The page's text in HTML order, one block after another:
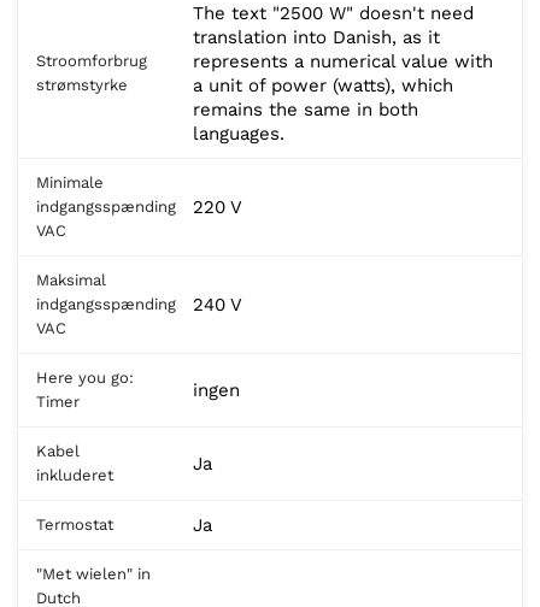
Stroomforbrug
strømstyrke
The text "2500 W" doesn't need
translation into Danish, as it
represents a numerical value with
a unit of power (watts), which
remains the same in both
languages.
Minimale
indgangsspænding
VAC
220 V
Maksimal
indgangsspænding
VAC
240 V
Here you go:
Timer
ingen
Kabel
inkluderet
Ja
Termostat Ja
"Met wielen" in
Dutch